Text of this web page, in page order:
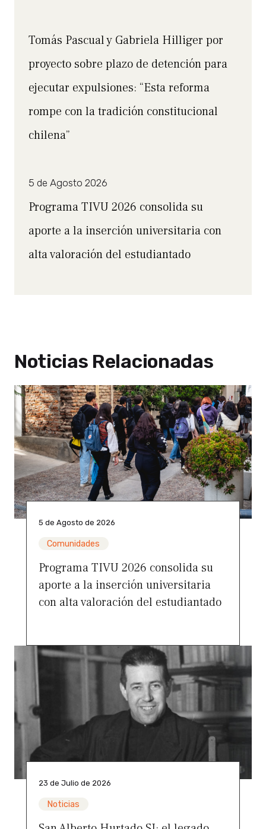
Tomás Pascual y Gabriela Hilliger por
proyecto sobre plazo de detención para
ejecutar expulsiones: “Esta reforma
rompe con la tradición constitucional
chilena”
5 de Agosto 2026
Programa TIVU 2026 consolida su
aporte a la inserción universitaria con
alta valoración del estudiantado
Noticias Relacionadas
5 de Agosto de 2026
Comunidades
Programa TIVU 2026 consolida su
aporte a la inserción universitaria
con alta valoración del estudiantado
23 de Julio de 2026
Noticias